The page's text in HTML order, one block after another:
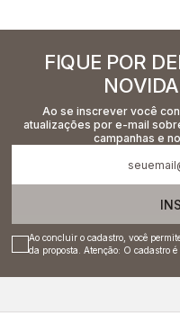
FIQUE POR
Ao se inscrever você
atualizações por e-mail
campanhas e
Ao concluir o cadastro, você
da proposta. Atenção: O cadastro